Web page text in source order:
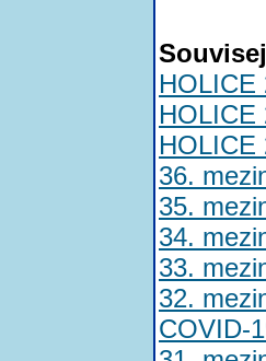
36.
35.
34.
33.
32.
COVID-